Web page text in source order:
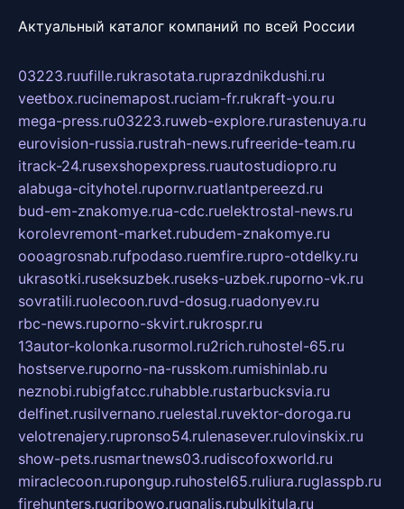
Актуальный каталог компаний по всей России
03223.ruufille.rukrasotata.ruprazdnikdushi.ru
veetbox.rucinemapost.ruciam-fr.rukraft-you.ru
mega-press.ru03223.ruweb-explore.rurastenuya.ru
eurovision-russia.rustrah-news.rufreeride-team.ru
itrack-24.rusexshopexpress.ruautostudiopro.ru
alabuga-cityhotel.rupornv.ruatlantpereezd.ru
bud-em-znakomye.rua-cdc.ruelektrostal-news.ru
korolevremont-market.rubudem-znakomye.ru
oooagrosnab.rufpodaso.ruemfire.rupro-otdelky.ru
ukrasotki.ruseksuzbek.ruseks-uzbek.ruporno-vk.ru
sovratili.ruolecoon.ruvd-dosug.ruadonyev.ru
rbc-news.ruporno-skvirt.rukrospr.ru
13autor-kolonka.rusormol.ru2rich.ruhostel-65.ru
hostserve.ruporno-na-russkom.rumishinlab.ru
neznobi.rubigfatcc.ruhabble.rustarbucksvia.ru
delfinet.rusilvernano.ruelestal.ruvektor-doroga.ru
velotrenajery.rupronso54.rulenasever.rulovinskix.ru
show-pets.rusmartnews03.rudiscofoxworld.ru
miraclecoon.rupongup.ruhostel65.ruliura.ruglasspb.ru
firehunters.rugribowo.rugnalis.rubulkitula.ru